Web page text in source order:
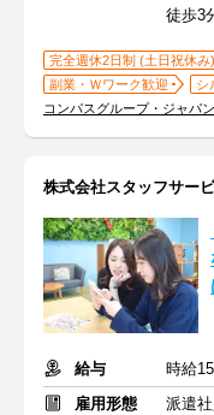
徒歩3
完全週休2日制 (土日祝休み)
副業・Ｗワーク歓迎
シ
コンパスグループ・ジャパ
株式会社スタッフサー
給与
時給
雇用形態
派遣社